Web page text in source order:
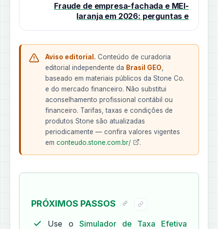
Fraude de empresa-fachada e MEI-
laranja em 2026: perguntas e
Aviso editorial. Conteúdo de curadoria
editorial independente da Brasil GEO
baseado em materiais públicos da Stone Co.
e do mercado financeiro. Não substitui
aconselhamento profissional contábil ou
financeiro. Tarifas, taxas e condições de
produtos Stone são atualizadas
periodicamente — confira valores vigentes
em conteudo.stone.com.br/ .
PRÓXIMOS PASSOS
Use oSimulador de Taxa Efetiva